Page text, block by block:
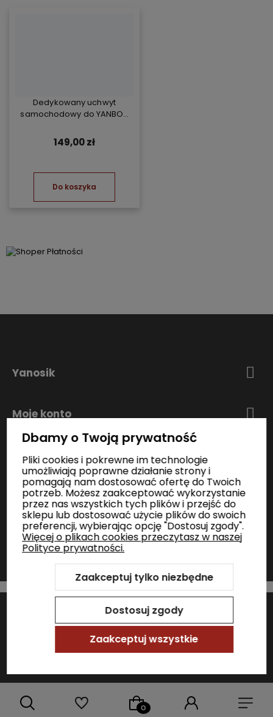
Dedykowany uchwyt
samochodowy do YANBOX
149,00 zł
Do koszyka
Yanosik
Moje konto
Zakupy
Informacje
Kontakt
Szablon Shoper Modern 3.0™
od GrowCommerce
Sklep internetowy Shoper Premium
Dbamy o Twoją prywatność
Pliki cookies i pokrewne im technologie
umożliwiają poprawne działanie strony i
pomagają nam dostosować ofertę do Twoich
potrzeb. Możesz zaakceptować wykorzystanie
przez nas wszystkich tych plików i przejść do
sklepu lub dostosować użycie plików do swoich
preferencji, wybierając opcję "Dostosuj zgody".
Więcej o plikach cookies przeczytasz w naszej
Polityce prywatności.
Zaakceptuj tylko niezbędne
Dostosuj zgody
Zaakceptuj wszystkie